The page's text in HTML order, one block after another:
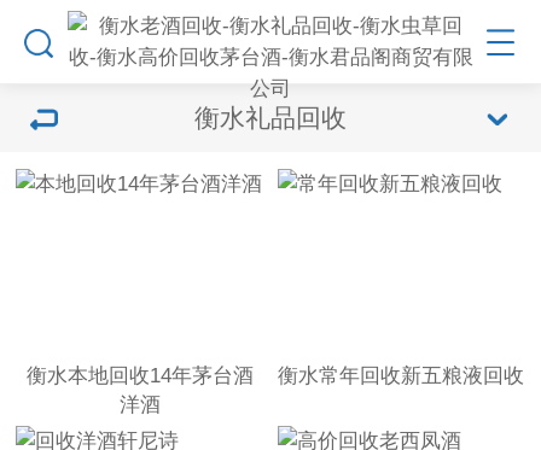
衡水礼品回收
衡水本地回收14年茅台酒
洋酒
衡水常年回收新五粮液回收